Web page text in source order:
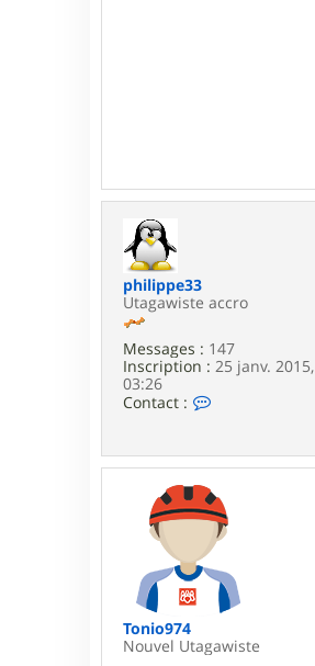
i
a
philippe33
Utagawiste accro
Messages : 147
Inscription : 25 janv. 2015,
03:26
Contact :
t
a
t
e
r
h
p
Tonio974
Nouvel Utagawiste